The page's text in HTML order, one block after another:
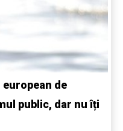
de
public, dar nu îți